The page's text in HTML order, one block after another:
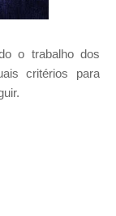
o trabalho dos
critérios para